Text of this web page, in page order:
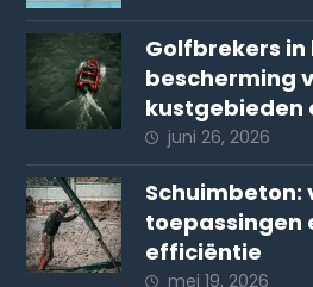
Golfbrekers
bescherming
kustgebieden
juni 26, 2026
Schuimbeton:
toepassingen
efficiëntie
mei 19, 2026